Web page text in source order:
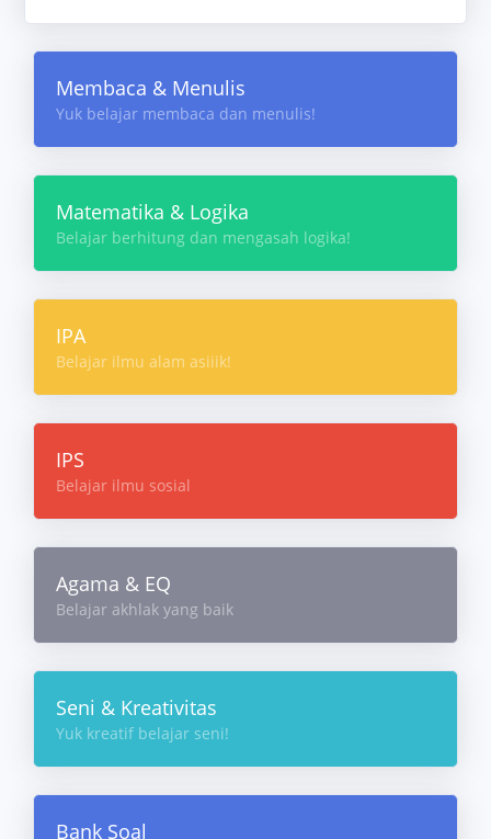
Membaca & Menulis
Yuk belajar membaca dan menulis!
Matematika & Logika
Belajar berhitung dan mengasah logika!
IPA
Belajar ilmu alam asiiik!
IPS
Belajar ilmu sosial
Agama & EQ
Belajar akhlak yang baik
Seni & Kreativitas
Yuk kreatif belajar seni!
Bank Soal